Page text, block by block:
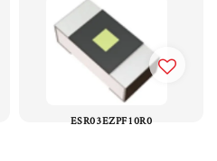
ESR03EZPF10R0